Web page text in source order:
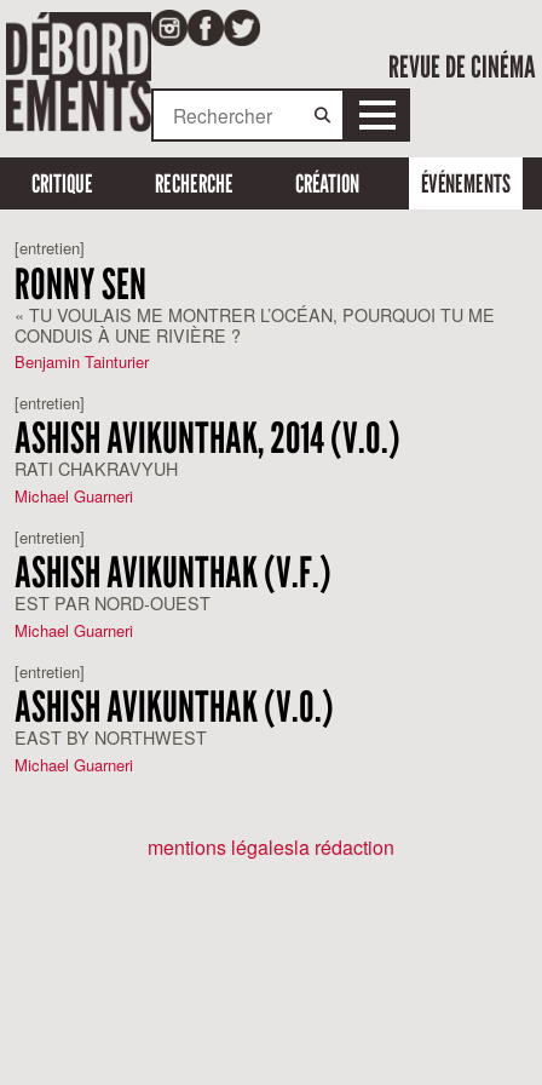
REVUE DE CINÉMA
CRITIQUE RECHERCHE CRÉATION ÉVÉNEMENTS
[entretien]
RONNY SEN
« TU VOULAIS ME MONTRER L’OCÉAN, POURQUOI TU ME
CONDUIS À UNE RIVIÈRE ?
Benjamin Tainturier
[entretien]
ASHISH AVIKUNTHAK, 2014 (V.O.)
RATI CHAKRAVYUH
Michael Guarneri
[entretien]
ASHISH AVIKUNTHAK (V.F.)
EST PAR NORD-OUEST
Michael Guarneri
[entretien]
ASHISH AVIKUNTHAK (V.O.)
EAST BY NORTHWEST
Michael Guarneri
mentions légalesla rédaction